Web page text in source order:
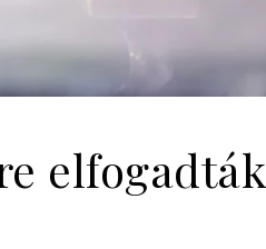
elfogadták